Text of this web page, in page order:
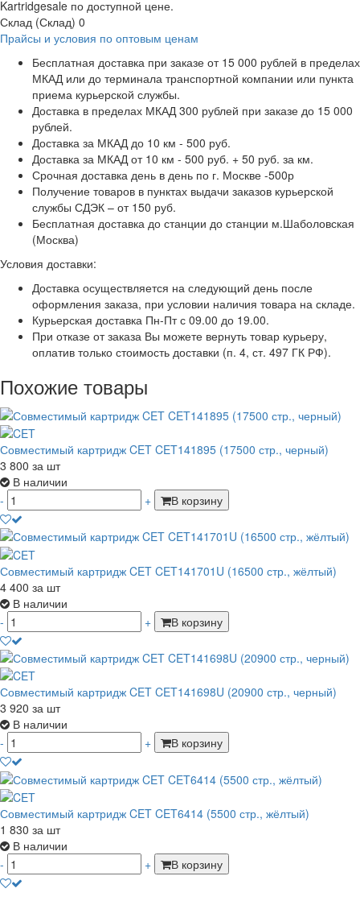
Kartridgesale по доступной цене.
Склад (Склад) 0
Прайсы и условия по оптовым ценам
Бесплатная доставка при заказе от 15 000 рублей в пределах
МКАД или до терминала транспортной компании или пункта
приема курьерской службы.
Доставка в пределах МКАД 300 рублей при заказе до 15 000
рублей.
Доставка за МКАД до 10 км - 500 руб.
Доставка за МКАД от 10 км - 500 руб. + 50 руб. за км.
Срочная доставка день в день по г. Москве -500р
Получение товаров в пунктах выдачи заказов курьерской
службы СДЭК – от 150 руб.
Бесплатная доставка до станции до станции м.Шаболовская
(Москва)
Условия доставки:
Доставка осуществляется на следующий день после
оформления заказа, при условии наличия товара на складе.
Курьерская доставка Пн-Пт с 09.00 до 19.00.
При отказе от заказа Вы можете вернуть товар курьеру,
оплатив только стоимость доставки (п. 4, ст. 497 ГК РФ).
Похожие товары
Совместимый картридж CET CET141895 (17500 стр., черный)
3 800 за шт
В наличии
-
+ В корзину
Совместимый картридж CET CET141701U (16500 стр., жёлтый)
4 400 за шт
В наличии
-
+ В корзину
Совместимый картридж CET CET141698U (20900 стр., черный)
3 920 за шт
В наличии
-
+ В корзину
Совместимый картридж CET CET6414 (5500 стр., жёлтый)
1 830 за шт
В наличии
-
+ В корзину